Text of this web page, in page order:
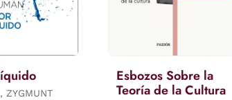
ZYGMUNT
Esbozos Sobre la
Teoría de la Cultura